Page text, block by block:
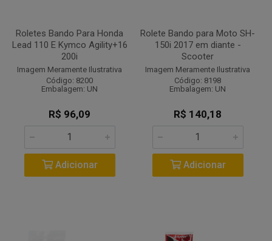
Roletes Bando Para Honda
Lead 110 E Kymco Agility+16
200i
Imagem Meramente Ilustrativa
Código: 8200
Embalagem: UN
R$ 96,09
Adicionar
Rolete Bando para Moto SH-
150i 2017 em diante -
Scooter
Imagem Meramente Ilustrativa
Código: 8198
Embalagem: UN
R$ 140,18
Adicionar